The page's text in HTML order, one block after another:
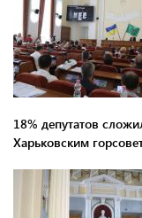
18% депутатов
Харьковским